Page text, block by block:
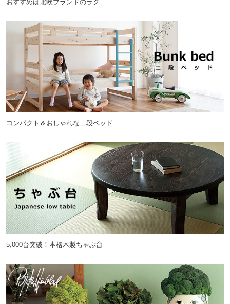
おすすめは北欧ブランドのラグ
コンパクト＆おしゃれな二段ベッド
5,000台突破！本格木製ちゃぶ台